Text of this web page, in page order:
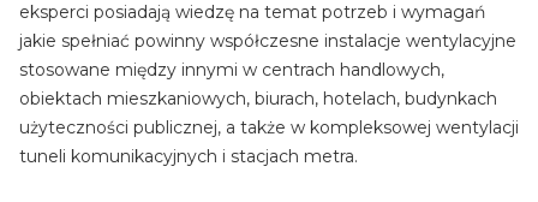
eksperci posiadają wiedzę na temat potrzeb i wymagań
jakie spełniać powinny współczesne instalacje wentylacyjne
stosowane między innymi w centrach handlowych,
obiektach mieszkaniowych, biurach, hotelach, budynkach
użyteczności publicznej, a także w kompleksowej wentylacji
tuneli komunikacyjnych i stacjach metra.